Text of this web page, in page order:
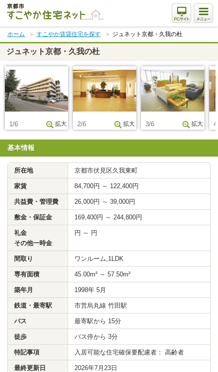
本
文
ま
で
ス
キ
ッ
プ
ホーム すこやか賃貸住宅を探す ジュネット京都・久我の杜
ジュネット京都・久我の杜
1/6 拡大 2/6 拡大 3/6 拡大
基本情報
所在地 京都市伏見区久我東町
家賃 84,700円 ～ 122,400円
共益費・管理費 26,000円 ～ 39,000円
敷金・保証金 169,400円 ～ 244,800円
礼金
その他一時金
円 ～ 円
間取り ワンルーム,1LDK
専有面積 45.00m² ～ 57.50m²
築年月 1998年 5月
鉄道・最寄駅 市営烏丸線 竹田駅
バス 最寄駅から 15分
徒歩 バス停から 3分
特記事項 入居可能な住宅確保要配慮者： 高齢者
最終更新日 2026年7月23日